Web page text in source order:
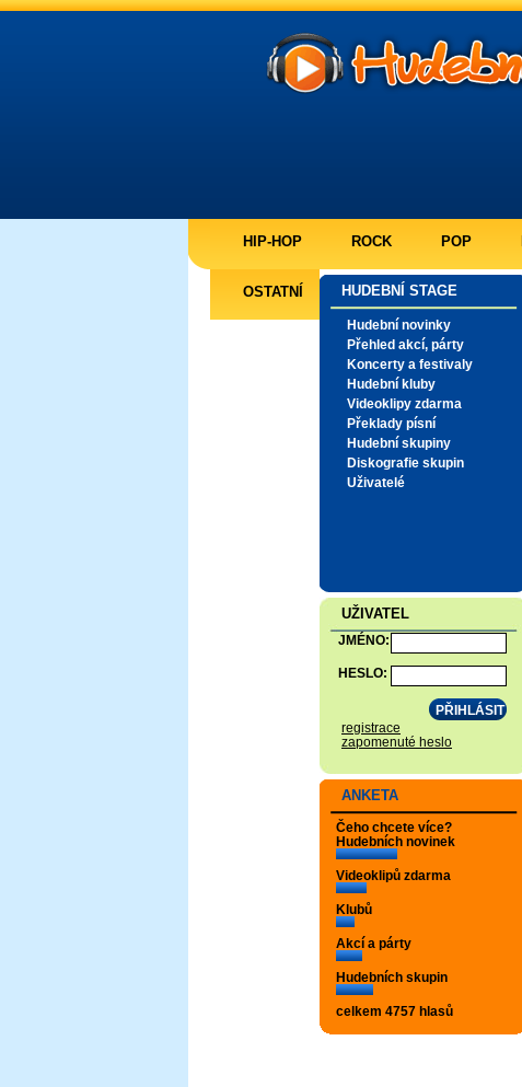
HIP-HOP ROCK POP
OSTATNÍ HUDEBNÍ STAGE
Hudební novinky
Přehled akcí, párty
Koncerty a festivaly
Hudební kluby
Videoklipy zdarma
Překlady písní
Hudební skupiny
Diskografie skupin
Uživatelé
UŽIVATEL
JMÉNO:
HESLO:
registrace
zapomenuté heslo
ANKETA
Čeho chcete více?
Hudebních novinek
Videoklipů zdarma
Klubů
Akcí a párty
Hudebních skupin
celkem 4757 hlasů